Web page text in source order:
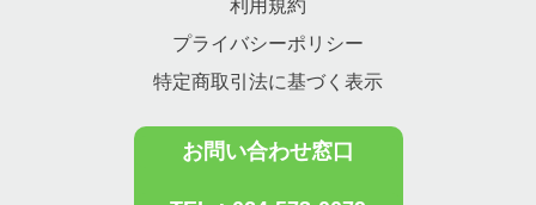
利用規約
プライバシーポリシー
特定商取引法に基づく表示
お問い合わせ窓口